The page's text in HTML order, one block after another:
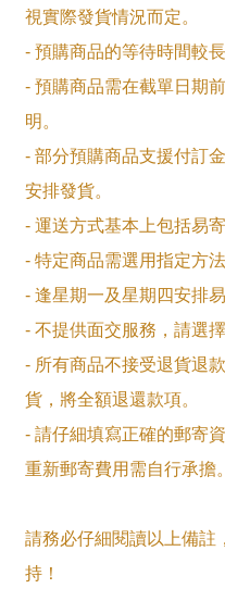
視實際發貨情況而定。
- 預購商品的等待時間較
- 預購商品需在截單日期
明。
- 部分預購商品支援付訂
安排發貨。
- 運送方式基本上包括易
- 特定商品需選用指定方
- 逢星期一及星期四安排
- 不提供面交服務，請選
- 所有商品不接受退貨退
貨，將全額退還款項。
- 請仔細填寫正確的郵寄
重新郵寄費用需自行承擔。
請務必仔細閱讀以上備註
持！